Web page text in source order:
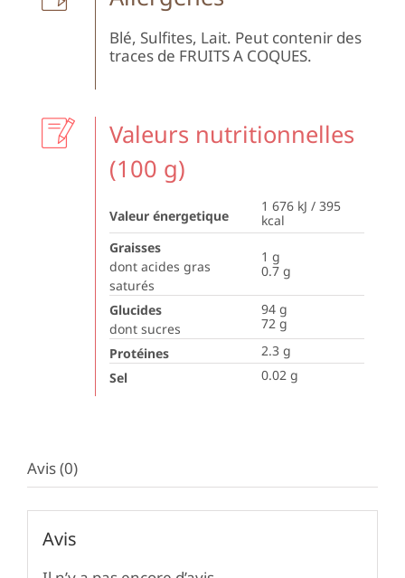
Blé, Sulfites, Lait. Peut contenir des
traces de FRUITS A COQUES.
Valeurs nutritionnelles
(100 g)
Valeur énergetique
1 676 kJ / 395
kcal
Graisses
dont acides gras
saturés
1 g
0.7 g
Glucides
dont sucres
94 g
72 g
Protéines
2.3 g
Sel
0.02 g
Avis (0)
Avis